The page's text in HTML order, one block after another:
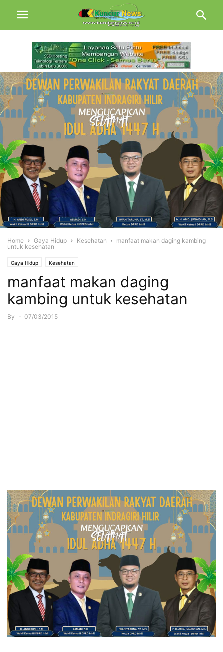
Home Gaya Hidup Kesehatan
manfaat makan daging kambing
untuk kesehatan
Gaya Hidup Kesehatan
manfaat makan daging
kambing untuk kesehatan
By - 07/03/2015